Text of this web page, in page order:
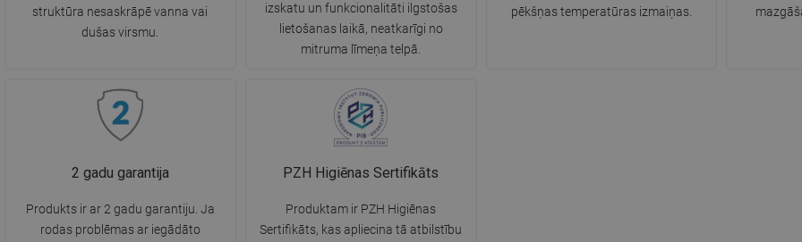
struktūra nesaskrāpē vanna vai
dušas virsmu.
izskatu un funkcionalitāti ilgstošas
lietošanas laikā, neatkarīgi no
mitruma līmeņa telpā.
pēkšņas temperatūras izmaiņas.
2 gadu garantija
Produkts ir ar 2 gadu garantiju. Ja
rodas problēmas ar iegādāto
PZH Higiēnas Sertifikāts
Produktam ir PZH Higiēnas
Sertifikāts, kas apliecina tā atbilstību